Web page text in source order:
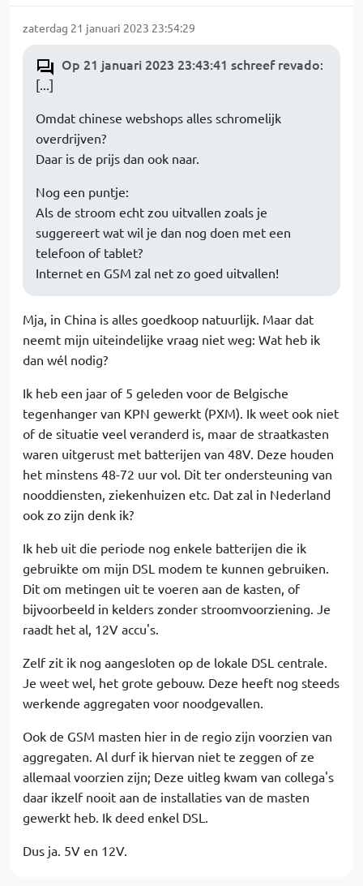
zaterdag 21 januari 2023 23:54:29
Op 21 januari 2023 23:43:41 schreef revado:
[...]
Omdat chinese webshops alles schromelijk
overdrijven?
Daar is de prijs dan ook naar.
Nog een puntje:
Als de stroom echt zou uitvallen zoals je
suggereert wat wil je dan nog doen met een
telefoon of tablet?
Internet en GSM zal net zo goed uitvallen!
Mja, in China is alles goedkoop natuurlijk. Maar dat
neemt mijn uiteindelijke vraag niet weg: Wat heb ik
dan wél nodig?
Ik heb een jaar of 5 geleden voor de Belgische
tegenhanger van KPN gewerkt (PXM). Ik weet ook niet
of de situatie veel veranderd is, maar de straatkasten
waren uitgerust met batterijen van 48V. Deze houden
het minstens 48-72 uur vol. Dit ter ondersteuning van
nooddiensten, ziekenhuizen etc. Dat zal in Nederland
ook zo zijn denk ik?
Ik heb uit die periode nog enkele batterijen die ik
gebruikte om mijn DSL modem te kunnen gebruiken.
Dit om metingen uit te voeren aan de kasten, of
bijvoorbeeld in kelders zonder stroomvoorziening. Je
raadt het al, 12V accu's.
Zelf zit ik nog aangesloten op de lokale DSL centrale.
Je weet wel, het grote gebouw. Deze heeft nog steeds
werkende aggregaten voor noodgevallen.
Ook de GSM masten hier in de regio zijn voorzien van
aggregaten. Al durf ik hiervan niet te zeggen of ze
allemaal voorzien zijn; Deze uitleg kwam van collega's
daar ikzelf nooit aan de installaties van de masten
gewerkt heb. Ik deed enkel DSL.
Dus ja. 5V en 12V.